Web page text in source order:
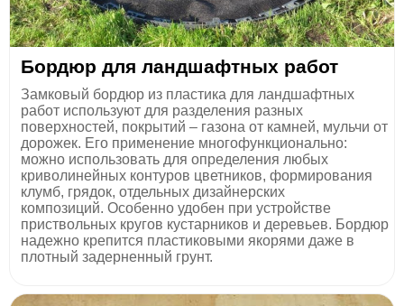
Бордюр для ландшафтных работ
Замковый бордюр из пластика для ландшафтных
работ используют для разделения разных
поверхностей, покрытий – газона от камней, мульчи от
дорожек. Его применение многофункционально:
можно использовать для определения любых
криволинейных контуров цветников, формирования
клумб, грядок, отдельных дизайнерских
композиций. Особенно удобен при устройстве
приствольных кругов кустарников и деревьев. Бордюр
надежно крепится пластиковыми якорями даже в
плотный задерненный грунт.